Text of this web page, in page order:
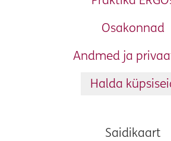
Osakonnad
Andmed ja
Halda
Saidikaart